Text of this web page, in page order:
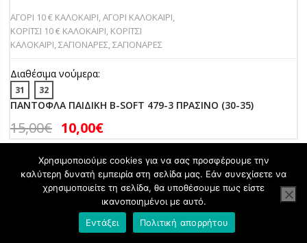
ΑΓΟΡΙ 10 € ΚΑΛΟΚΑΙΡΙ,ΑΓΟΡΙ ΚΑΛΟΚΑΙΡΙ,
ΚΟΡΙΤΣΙ 10 € ΚΑΛΟΚΑΙΡΙ, ΚΟΡΙΤΣΙ
ΚΑΛΟΚΑΙΡΙ,ΣΑΓΙΟΝΑΡΕΣ,ΣΑΓΙΟΝΑΡΕΣ
Διαθέσιμα νούμερα:
31 32
ΠΑΝΤΟΦΛΑ ΠΑΙΔΙΚΗ B-SOFT 479-3 ΠΡΑΣΙΝΟ (30-35)
15,00€ 10,00€
60%
Χρησιμοποιούμε cookies για να σας προσφέρουμε την
καλύτερη δυνατή εμπειρία στη σελίδα μας. Εάν συνεχίσετε να
χρησιμοποιείτε τη σελίδα, θα υποθέσουμε πως είστε
ικανοποιημένοι με αυτό.
Εντάξει
Πολιτική απορρήτου